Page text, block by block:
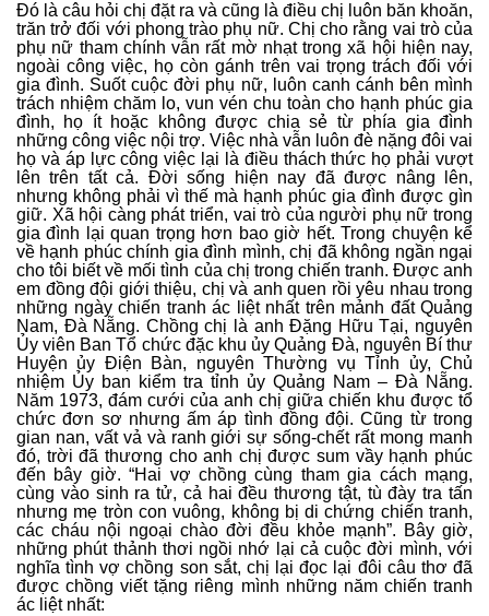
Đó là câu hỏi chị đặt ra và cũng là điều chị luôn băn khoăn,
trăn trở đối với phong trào phụ nữ. Chị cho rằng vai trò của
phụ nữ tham chính vẫn rất mờ nhạt trong xã hội hiện nay,
ngoài công việc, họ còn gánh trên vai trọng trách đối với
gia đình. Suốt cuộc đời phụ nữ, luôn canh cánh bên mình
trách nhiệm chăm lo, vun vén chu toàn cho hạnh phúc gia
đình, họ ít hoặc không được chia sẻ từ phía gia đình
những công việc nội trợ. Việc nhà vẫn luôn đè nặng đôi vai
họ và áp lực công việc lại là điều thách thức họ phải vượt
lên trên tất cả. Đời sống hiện nay đã được nâng lên,
nhưng không phải vì thế mà hạnh phúc gia đình được gìn
giữ. Xã hội càng phát triển, vai trò của người phụ nữ trong
gia đình lại quan trọng hơn bao giờ hết. Trong chuyện kể
về hạnh phúc chính gia đình mình, chị đã không ngần ngại
cho tôi biết về mối tình của chị trong chiến tranh. Được anh
em đồng đội giới thiệu, chị và anh quen rồi yêu nhau trong
những ngày chiến tranh ác liệt nhất trên mảnh đất Quảng
Nam, Đà Nẵng. Chồng chị là anh Đặng Hữu Tại, nguyên
Ủy viên Ban Tổ chức đặc khu ủy Quảng Đà, nguyên Bí thư
Huyện ủy Điện Bàn, nguyên Thường vụ Tỉnh ủy, Chủ
nhiệm Ủy ban kiểm tra tỉnh ủy Quảng Nam – Đà Nẵng.
Năm 1973, đám cưới của anh chị giữa chiến khu được tổ
chức đơn sơ nhưng ấm áp tình đồng đội. Cũng từ trong
gian nan, vất vả và ranh giới sự sống-chết rất mong manh
đó, trời đã thương cho anh chị được sum vầy hạnh phúc
đến bây giờ. “Hai vợ chồng cùng tham gia cách mạng,
cùng vào sinh ra tử, cả hai đều thương tật, tù đày tra tấn
nhưng mẹ tròn con vuông, không bị di chứng chiến tranh,
các cháu nội ngoại chào đời đều khỏe mạnh”. Bây giờ,
những phút thảnh thơi ngồi nhớ lại cả cuộc đời mình, với
nghĩa tình vợ chồng son sắt, chị lại đọc lại đôi câu thơ đã
được chồng viết tặng riêng mình những năm chiến tranh
ác liệt nhất: